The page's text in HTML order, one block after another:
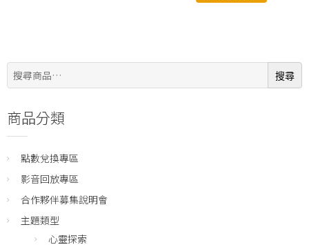
搜
尋:
搜尋
商品分類
點數兌換專區
影音回放專區
合作夥伴募集說明會
主題類型
心靈探索